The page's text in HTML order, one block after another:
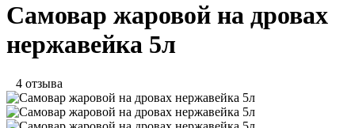
Самовар жаровой на дровах
нержавейка 5л
4 отзыва